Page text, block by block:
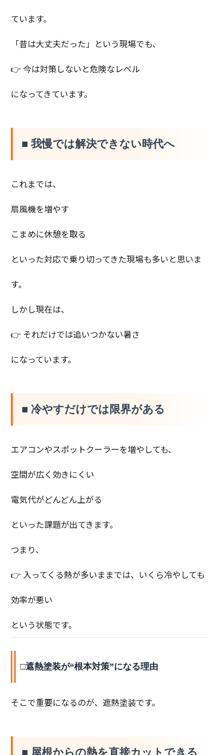
ています。
「昔は大丈夫だった」という現場でも、
👉 今は対策しないと危険なレベル
になってきています。
■ 我慢では解決できない時代へ
これまでは、
扇風機を増やす
こまめに休憩を取る
といった対応で乗り切ってきた現場も多いと思いま
す。
しかし現在は、
👉 それだけでは追いつかない暑さ
になっています。
■ 冷やすだけでは限界がある
エアコンやスポットクーラーを増やしても、
空間が広く効きにくい
電気代がどんどん上がる
といった課題が出てきます。
つまり、
👉 入ってくる熱が多いままでは、いくら冷やしても
効率が悪い
という状態です。
□遮熱塗装が“根本対策”になる理由
そこで重要になるのが、遮熱塗装です。
■ 屋根からの熱を直接カットできる